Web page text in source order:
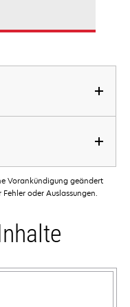
Vorankündigung geändert
oder Auslassungen.